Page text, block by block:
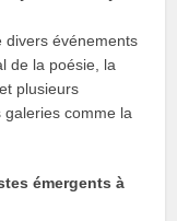
divers événements
de la poésie, la
plusieurs
galeries comme la
émergents à